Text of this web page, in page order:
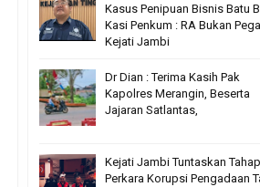
Kasus Penipuan Bisnis Batu
Kasi Penkum : RA Bukan
Kejati Jambi
Dr Dian : Terima Kasih Pak
Kapolres Merangin, Beserta
Jajaran Satlantas,
Kejati Jambi Tuntaskan
Perkara Korupsi Pengadaan